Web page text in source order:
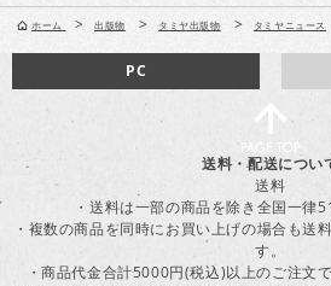
ホーム > 出版物 > タミヤ出版物 > タミヤニュース
PC
送料・配送につい
送料
・送料は一部の商品を除き全国一律
・複数の商品を同時にお買い上げの場合も送
す。
・商品代金合計5000円(税込)以上のご注文